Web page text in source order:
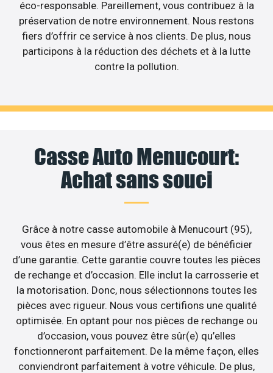
éco-responsable. Pareillement, vous contribuez à la
préservation de notre environnement. Nous restons
fiers d’offrir ce service à nos clients. De plus, nous
participons à la réduction des déchets et à la lutte
contre la pollution.
Casse Auto Menucourt:
Achat sans souci
Grâce à notre casse automobile à Menucourt (95),
vous êtes en mesure d’être assuré(e) de bénéficier
d’une garantie. Cette garantie couvre toutes les pièces
de rechange et d’occasion. Elle inclut la carrosserie et
la motorisation. Donc, nous sélectionnons toutes les
pièces avec rigueur. Nous vous certifions une qualité
optimisée. En optant pour nos pièces de rechange ou
d’occasion, vous pouvez être sûr(e) qu’elles
fonctionneront parfaitement. De la même façon, elles
conviendront parfaitement à votre véhicule. De plus,